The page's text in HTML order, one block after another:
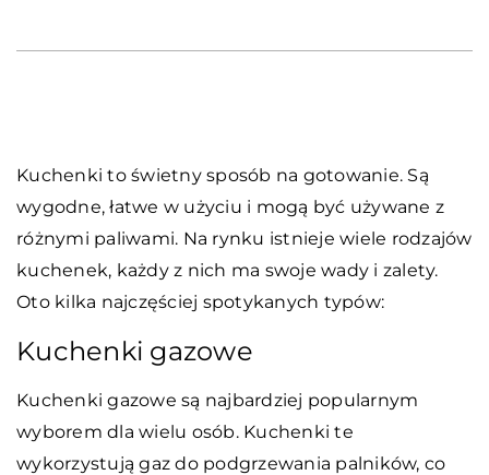
Kuchenki to świetny sposób na gotowanie. Są
wygodne, łatwe w użyciu i mogą być używane z
różnymi paliwami. Na rynku istnieje wiele rodzajów
kuchenek, każdy z nich ma swoje wady i zalety.
Oto kilka najczęściej spotykanych typów:
Kuchenki gazowe
Kuchenki gazowe są najbardziej popularnym
wyborem dla wielu osób. Kuchenki te
wykorzystują gaz do podgrzewania palników, co